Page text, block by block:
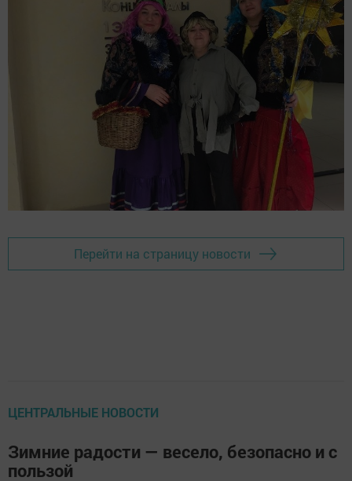
Перейти на страницу новости
ЦЕНТРАЛЬНЫЕ НОВОСТИ
Зимние радости — весело, безопасно и с
пользой